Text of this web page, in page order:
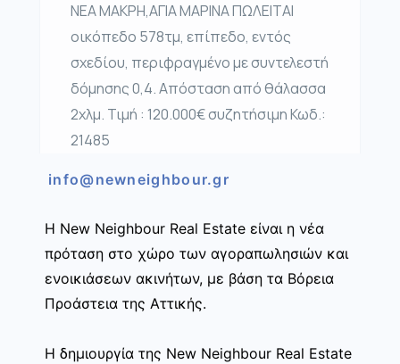
ΝΕΑ ΜΑΚΡΗ,ΑΓΙΑ ΜΑΡΙΝΑ ΠΩΛΕΙΤΑΙ
οικόπεδο 578τμ, επίπεδο, εντός
σχεδίου, περιφραγμένο με συντελεστή
δόμησης 0,4. Απόσταση από θάλασσα
2χλμ. Τιμή : 120.000€ συζητήσιμη Κωδ.:
21485
info@newneighbour.gr
Η New Neighbour Real Estate είναι η νέα
πρόταση στο χώρο των αγοραπωλησιών και
ενοικιάσεων ακινήτων, με βάση τα Βόρεια
Προάστεια της Αττικής.
Η δημιουργία της New Neighbour Real Estate